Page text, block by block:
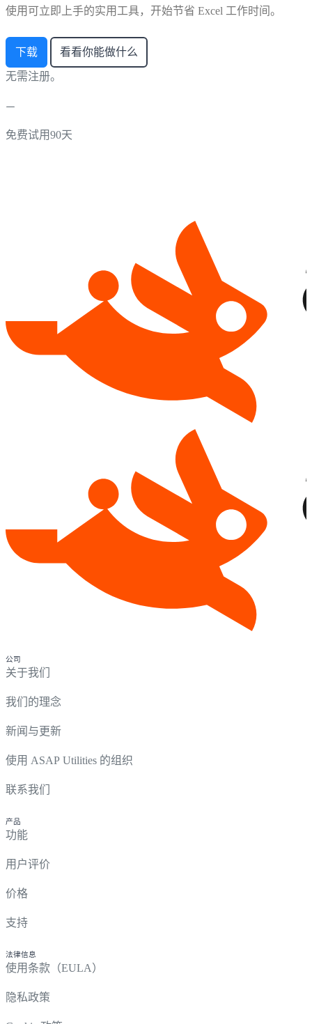
使用可立即上手的实用工具，开始节省 Excel 工作时间。
下载 看看你能做什么
无需注册。
免费试用90天
公司
关于我们
我们的理念
新闻与更新
使用 ASAP Utilities 的组织
联系我们
产品
功能
用户评价
价格
支持
法律信息
使用条款（EULA）
隐私政策